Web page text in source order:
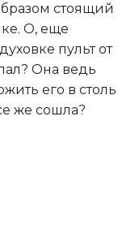
стоящий
О, еще
пульт от
Она ведь
его в столь
же сошла?